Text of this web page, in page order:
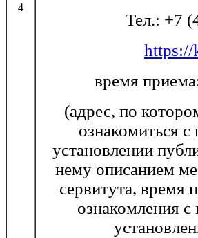
4
Тел.: +7
https://
время
(адрес, по
ознакомиться
установлении
нему описанием
сервитута, время
ознакомления